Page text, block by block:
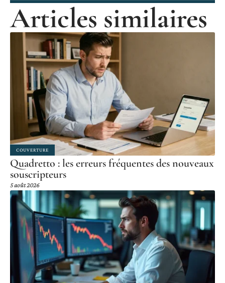
Articles similaires
COUVERTURE
Quadretto : les erreurs fréquentes des nouveaux
souscripteurs
5 août 2026